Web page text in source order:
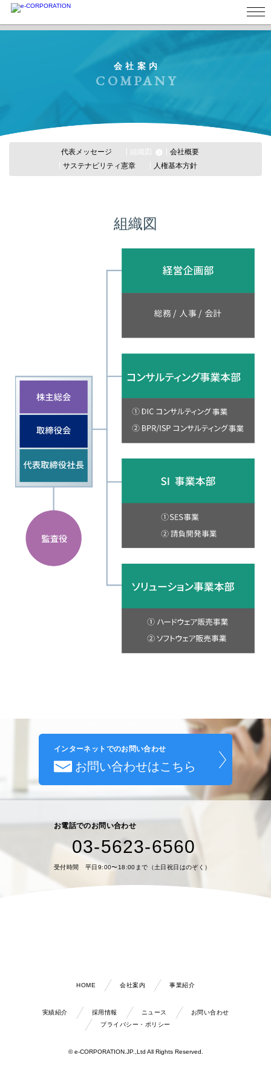
会社案内
COMPANY
代表メッセージ
会社概要
サステナビリティ憲章
人権基本方針
組織図
インターネットでのお問い合わせ
お問い合わせはこちら
お電話でのお問い合わせ
03-5623-6560
受付時間 平日9:00〜18:00まで（土日祝日はのぞく）
HOME 会社案内 事業紹介
実績紹介 採用情報 ニュース
お問い合わせ
プライバシー・ポリシー
© e-CORPORATION.JP.,Ltd All Rights Reserved.